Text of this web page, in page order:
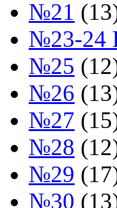
№21
№23-24
№25
№26
№27
№28
№29
№30